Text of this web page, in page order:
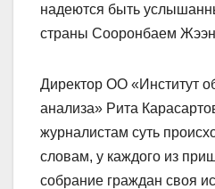
надеются быть
страны Сооронбаем
Директор ОО «Институт
анализа» Рита
журналистам суть
словам, у каждого из
собрание граждан своя